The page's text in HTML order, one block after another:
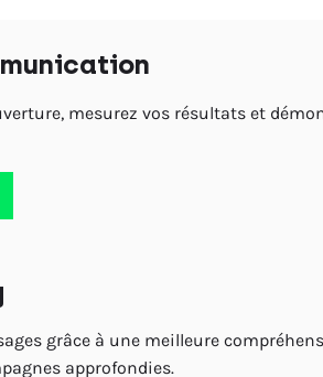
mesurez vos résultats et
grâce à une meilleure
approfondies.